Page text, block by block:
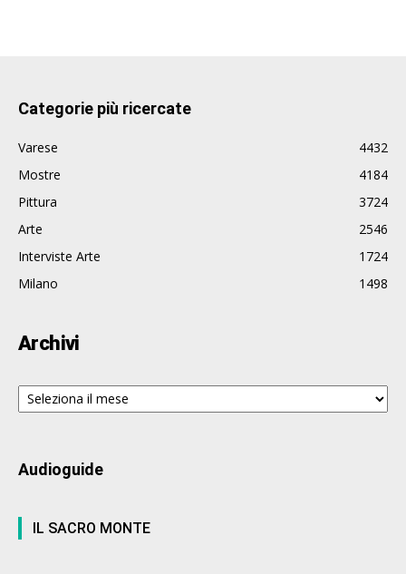
Categorie più ricercate
Varese
4432
Mostre
4184
Pittura
3724
Arte
2546
Interviste Arte
1724
Milano
1498
Archivi
Archivi
Audioguide
IL SACRO MONTE